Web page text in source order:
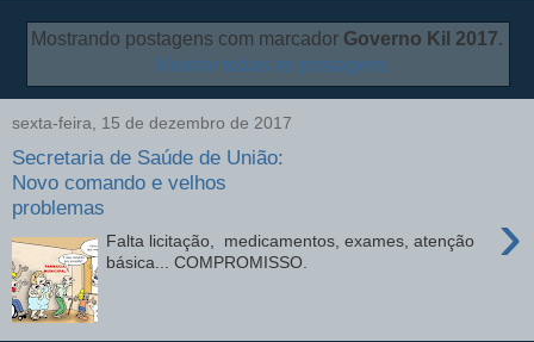
Mostrando postagens com marcador Governo Kil 2017.
Mostrar todas as postagens
sexta-feira, 15 de dezembro de 2017
Secretaria de Saúde de União:
Novo comando e velhos
problemas
›
Falta licitação, medicamentos, exames, atenção
básica... COMPROMISSO.